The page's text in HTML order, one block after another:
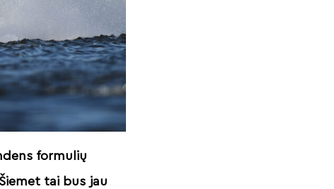
formulių
tai bus jau